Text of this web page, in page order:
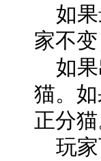
如果
家不
如果
猫。
正分猫
玩家